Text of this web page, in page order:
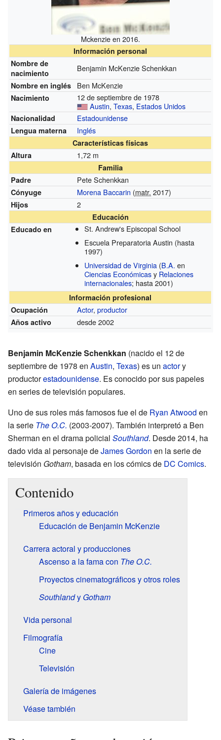
Mckenzie en 2016.
Información personal
Nombre de
nacimiento
Benjamin McKenzie Schenkkan
Nombre en inglés Ben McKenzie
Nacimiento
12 de septiembre de 1978
Austin,Texas, Estados Unidos
Nacionalidad Estadounidense
Lengua materna Inglés
Características físicas
Altura
1,72 m
Familia
Padre
Pete Schenkkan
Cónyuge Morena Baccarin (matr. 2017)
Hijos 2
Educación
Educado en
St. Andrew's Episcopal School
Escuela Preparatoria Austin (hasta
1997)
Universidad de Virginia (B.A. en
Ciencias Económicasy Relaciones
internacionales; hasta 2001)
Información profesional
Ocupación
Actor,productor
Años activo desde 2002
Benjamin McKenzie Schenkkan (nacido el 12 de
septiembre de 1978 en Austin, Texas) es un actory
productorestadounidense. Es conocido por sus papeles
en series de televisión populares.
Uno de sus roles más famosos fue el de Ryan Atwood en
la serie The O.C. (2003-2007). También interpretó a Ben
Sherman en el drama policial Southland. Desde 2014, ha
dado vida al personaje deJames Gordon en la serie de
televisión Gotham, basada en los cómics de DC Comics.
Contenido
Primeros años y educación
Educación de Benjamin McKenzie
Carrera actoral y producciones
Ascenso a la fama con The O.C.
Proyectos cinematográficos y otros roles
Southlandy Gotham
Vida personal
Filmografía
Cine
Televisión
Galería de imágenes
Véase también